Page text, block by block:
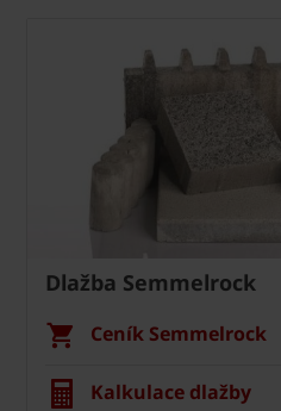
Dlažba Semmelrock
Ceník Semmelrock
Kalkulace dlažby